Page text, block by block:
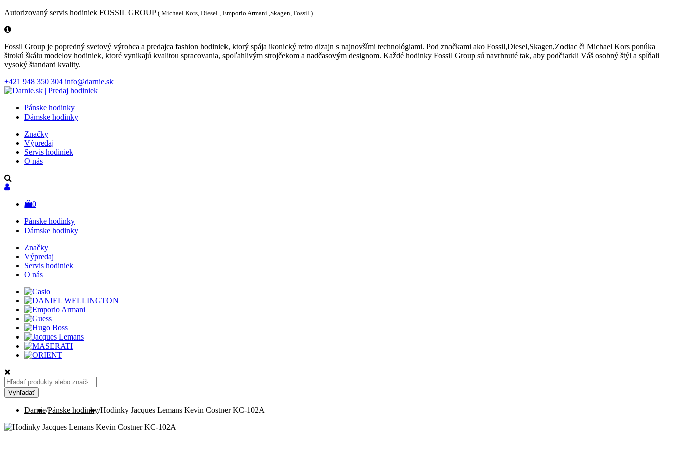
Autorizovaný servis hodiniek FOSSIL GROUP ( Michael Kors, Diesel , Emporio Armani ,Skagen, Fossil )
Fossil Group je popredný svetový výrobca a predajca fashion hodiniek, ktorý spája ikonický retro dizajn s najnovšími technológiami. Pod značkami ako Fossil,Diesel,Skagen,Zodiac či Michael Kors ponúka
širokú škálu modelov hodiniek, ktoré vynikajú kvalitou spracovania, spoľahlivým strojčekom a nadčasovým designom. Každé hodinky Fossil Group sú navrhnuté tak, aby podčiarkli Váš osobný štýl a spĺňali
vysoký štandard kvality.
+421 948 350 304 info@darnie.sk
Pánske hodinky
Dámske hodinky
Značky
Výpredaj
Servis hodiniek
O nás
0
Pánske hodinky
Dámske hodinky
Značky
Výpredaj
Servis hodiniek
O nás
Hľadať:
Vyhľadať
Darnie/Pánske hodinky/Hodinky Jacques Lemans Kevin Costner KC-102A